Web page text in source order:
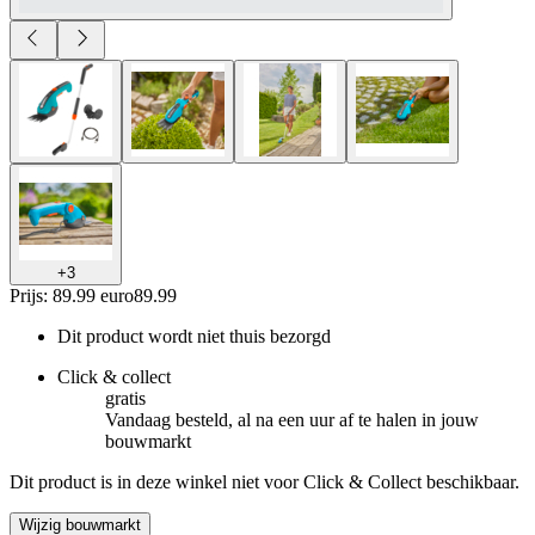
+3
Prijs: 89.99 euro89.99
Dit product wordt niet thuis bezorgd
Click & collect
gratis
Vandaag besteld, al na een uur af te halen in jouw
bouwmarkt
Dit product is in deze winkel niet voor Click & Collect beschikbaar.
Wijzig bouwmarkt